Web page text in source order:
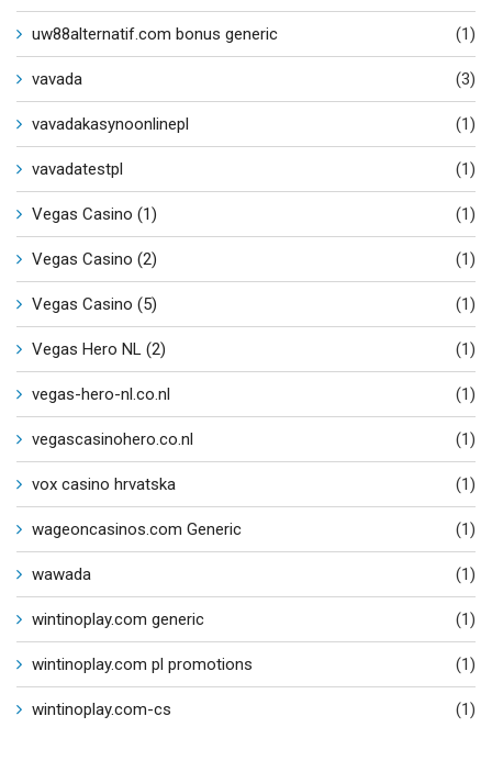
uw88alternatif.com bonus generic (1)
vavada (3)
vavadakasynoonlinepl (1)
vavadatestpl (1)
Vegas Casino (1) (1)
Vegas Casino (2) (1)
Vegas Casino (5) (1)
Vegas Hero NL (2) (1)
vegas-hero-nl.co.nl (1)
vegascasinohero.co.nl (1)
vox casino hrvatska (1)
wageoncasinos.com Generic (1)
wawada (1)
wintinoplay.com generic (1)
wintinoplay.com pl promotions (1)
wintinoplay.com-cs (1)